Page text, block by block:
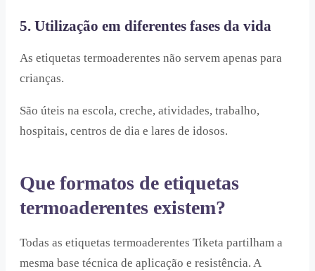
5. Utilização em diferentes fases da vida
As etiquetas termoaderentes não servem apenas para
crianças.
São úteis na escola, creche, atividades, trabalho,
hospitais, centros de dia e lares de idosos.
Que formatos de etiquetas
termoaderentes existem?
Todas as etiquetas termoaderentes Tiketa partilham a
mesma base técnica de aplicação e resistência. A